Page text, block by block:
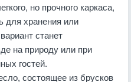
но прочного каркаса,
для хранения или
станет
на природу или при
гостей.
состоящее из брусков